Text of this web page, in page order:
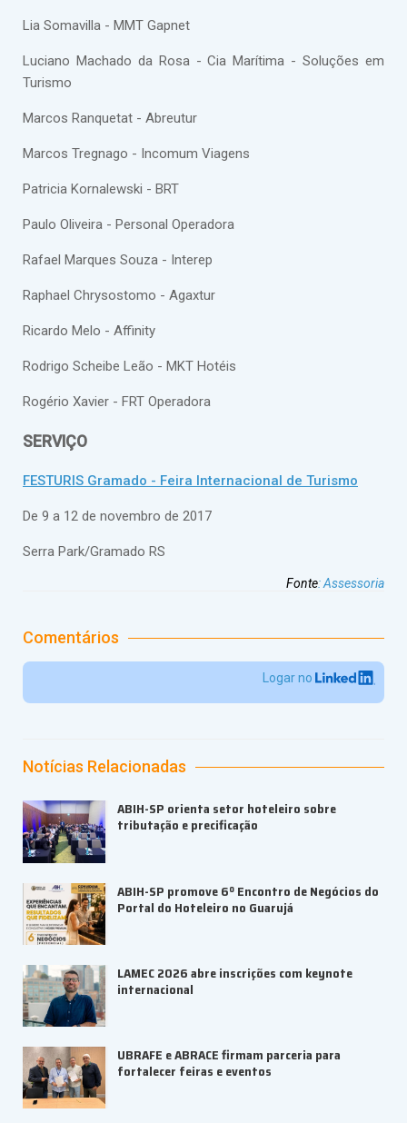
Lia Somavilla - MMT Gapnet
Luciano Machado da Rosa - Cia Marítima - Soluções em
Turismo
Marcos Ranquetat - Abreutur
Marcos Tregnago - Incomum Viagens
Patricia Kornalewski - BRT
Paulo Oliveira - Personal Operadora
Rafael Marques Souza - Interep
Raphael Chrysostomo - Agaxtur
Ricardo Melo - Affinity
Rodrigo Scheibe Leão - MKT Hotéis
Rogério Xavier - FRT Operadora
SERVIÇO
FESTURIS Gramado - Feira Internacional de Turismo
De 9 a 12 de novembro de 2017
Serra Park/Gramado RS
Fonte:Assessoria
Comentários
Logar no
Notícias Relacionadas
ABIH-SP orienta setor hoteleiro sobre
tributação e precificação
ABIH-SP promove 6º Encontro de Negócios do
Portal do Hoteleiro no Guarujá
LAMEC 2026 abre inscrições com keynote
internacional
UBRAFE e ABRACE firmam parceria para
fortalecer feiras e eventos